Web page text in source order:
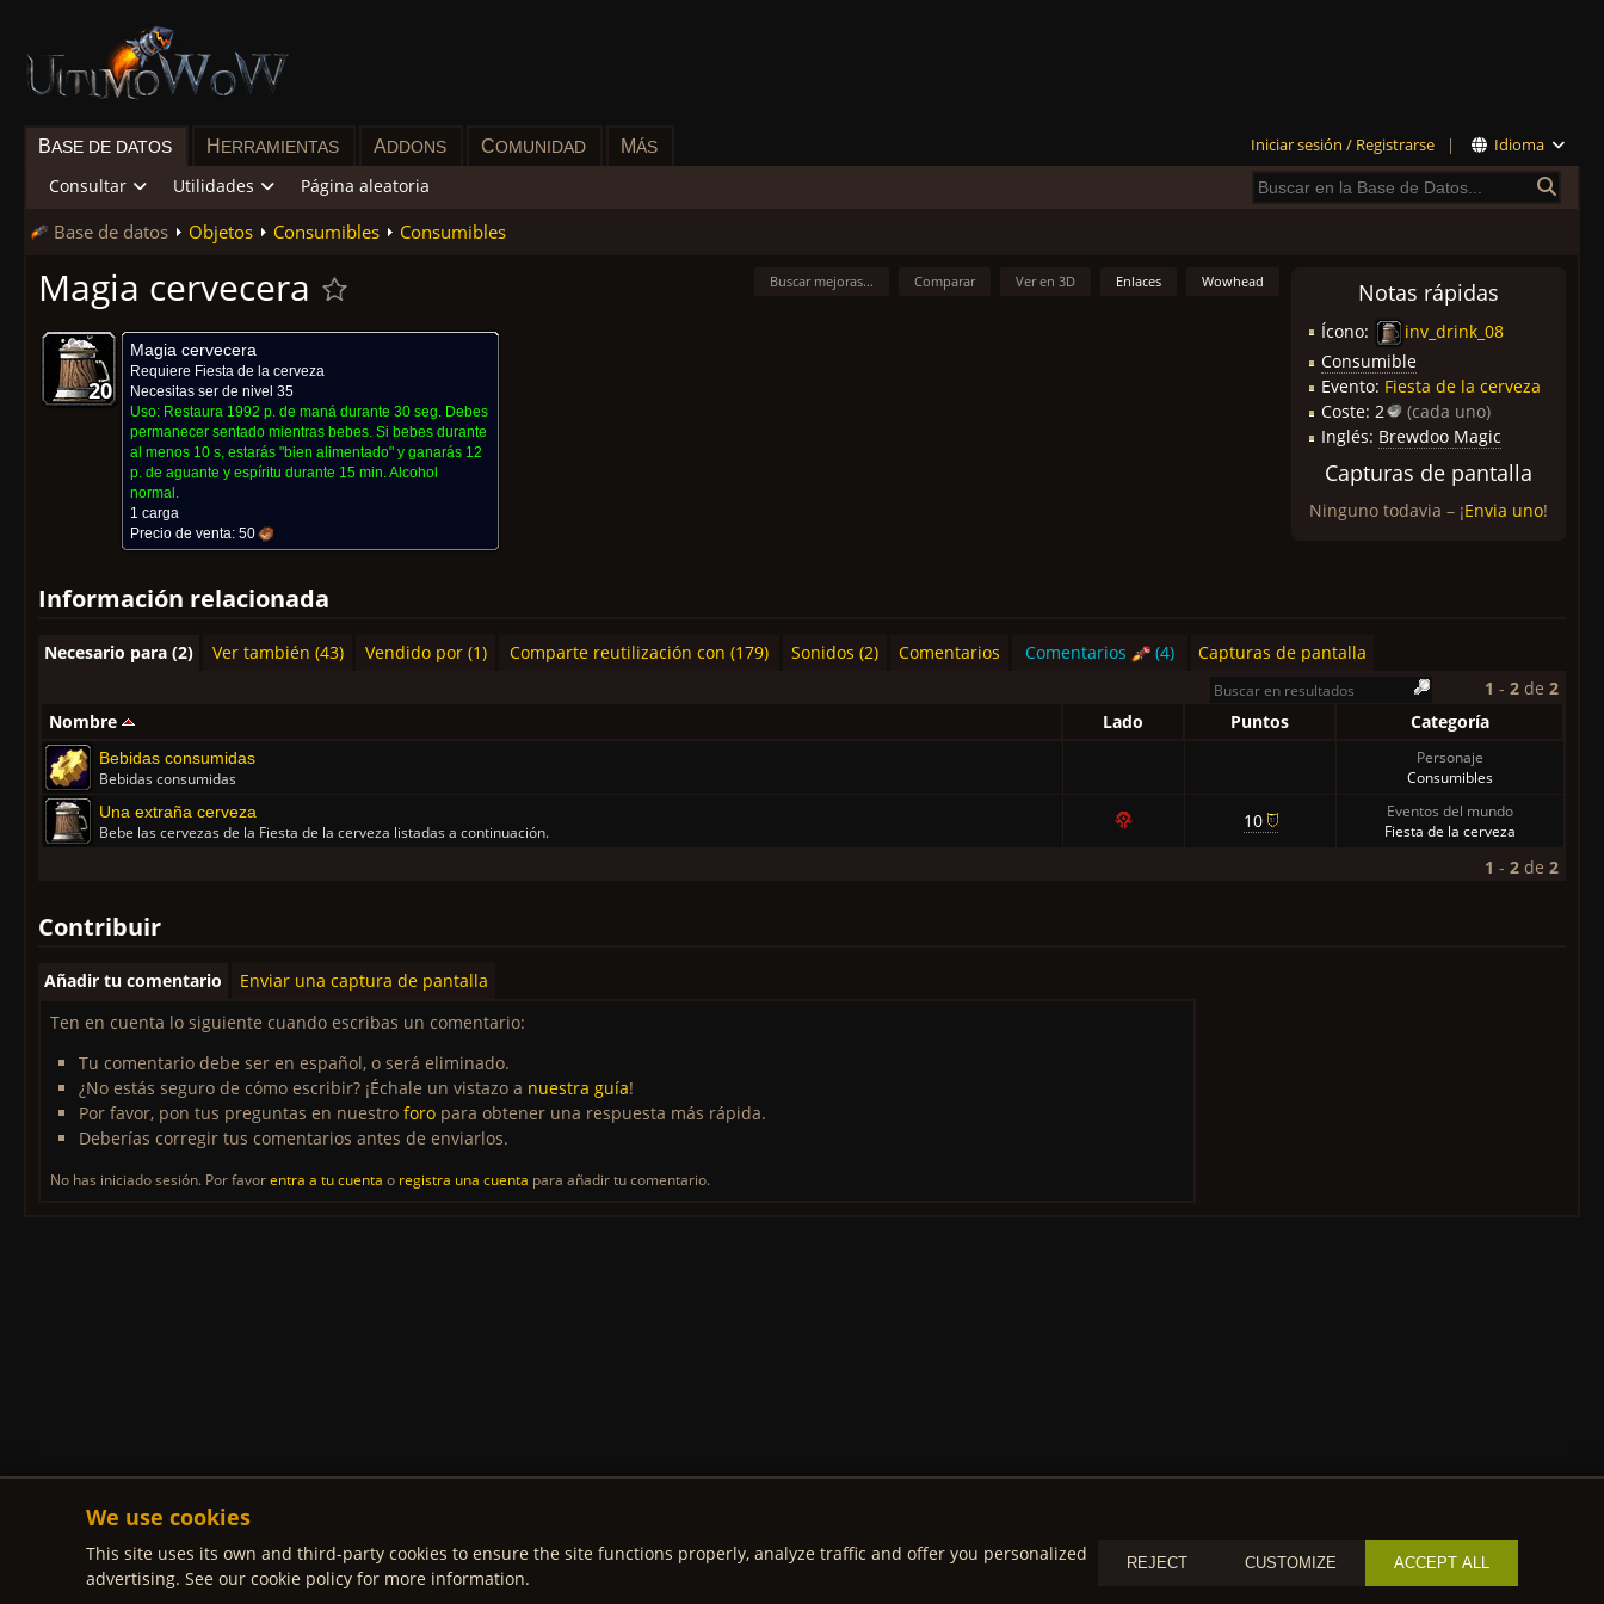
Iniciar sesión / Registrarse | Idioma
BASE DE DATOS H ERRAMIENTAS ADDONS COMUNIDAD MÁS
Consultar Utilidades Página aleatoria
Base de datos Objetos Consumibles Consumibles
Notas rápidas
Ícono:
inv_drink_08
Consumible
Evento: Fiesta de la cerveza
Coste: 2
(cada uno)
Inglés: Brewdoo Magic
Capturas de pantalla
Ninguno todavia – ¡Envia uno!
Wowhead
Enlaces
Ver en 3D
Comparar
Buscar mejoras...
Magia cervecera
20
20
20
20
20
20
20
20
20
Magia cervecera
Requiere Fiesta de la cerveza
Necesitas ser de nivel 35
Uso: Restaura 1992 p. de maná durante 30 seg. Debes
permanecer sentado mientras bebes. Si bebes durante
al menos 10 s, estarás "bien alimentado" y ganarás 12
p. de aguante y espíritu durante 15 min. Alcohol
normal.
1 carga
Precio de venta: 50
Información relacionada
Necesario para (2) Ver también (43) Vendido por (1) Comparte reutilización con (179) Sonidos (2) Comentarios Comentarios (4)
Capturas de pantalla
1 - 2 de 2
Nombre
Lado Puntos Categoría
Bebidas consumidas
Bebidas consumidas
Personaje
Consumibles
Una extraña cerveza
Bebe las cervezas de la Fiesta de la cerveza listadas a continuación.
10
Eventos del mundo
Fiesta de la cerveza
1 - 2 de 2
Contribuir
Añadir tu comentario
Enviar una captura de pantalla
Ten en cuenta lo siguiente cuando escribas un comentario:
Tu comentario debe ser en español, o será eliminado.
¿No estás seguro de cómo escribir? ¡Échale un vistazo a nuestra guía!
Por favor, pon tus preguntas en nuestro foro para obtener una respuesta más rápida.
Deberías corregir tus comentarios antes de enviarlos.
No has iniciado sesión. Por favorentra a tu cuenta o registra una cuenta para añadir tu comentario.
We use cookies
This site uses its own and third-party cookies to ensure the site functions properly, analyze traffic and offer you personalized
advertising. See our cookie policy for more information.
REJECT CUSTOMIZE ACCEPT ALL